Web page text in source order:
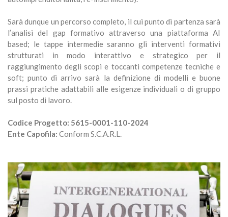
Sarà dunque un percorso completo, il cui punto di partenza sarà
l’analisi del gap formativo attraverso una piattaforma AI
based; le tappe intermedie saranno gli interventi formativi
strutturati in modo interattivo e strategico per il
raggiungimento degli scopi e toccanti competenze tecniche e
soft; punto di arrivo sarà la definizione di modelli e buone
prassi pratiche adattabili alle esigenze individuali o di gruppo
sul posto di lavoro.
Codice Progetto: 5615-0001-110-2024
Ente Capofila: Conform S.C.A.R.L.